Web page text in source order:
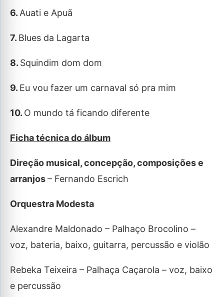
6. Auati e Apuã
7. Blues da Lagarta
8. Squindim dom dom
9. Eu vou fazer um carnaval só pra mim
10. O mundo tá ficando diferente
Ficha técnica do álbum
Direção musical, concepção, composições e
arranjos– Fernando Escrich
Orquestra Modesta
Alexandre Maldonado – Palhaço Brocolino –
voz, bateria, baixo, guitarra, percussão e violão
Rebeka Teixeira – Palhaça Caçarola – voz, baixo
e percussão